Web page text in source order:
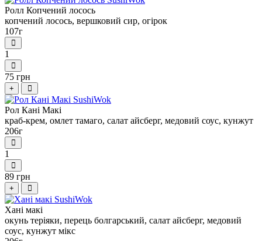
Ролл Копчений лосось
копчений лосось, вершковий сир, огірок
107г
1
75 грн
+
Рол Кані Макі
краб-крем, омлет тамаго, салат айсберг, медовий соус, кунжут
206г
1
89 грн
+
Хані макі
окунь теріяки, перець болгарський, салат айсберг, медовий
соус, кунжут мікс